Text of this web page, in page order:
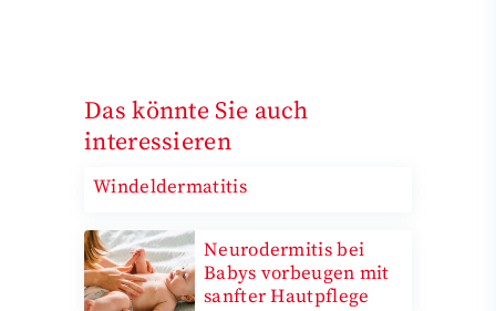
Das könnte Sie auch
interessieren
Windeldermatitis
Neurodermitis bei
Babys vorbeugen mit
sanfter Hautpflege